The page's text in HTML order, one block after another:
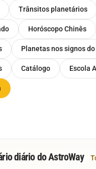
Trânsitos planetários
Horóscopo Chinês
Planetas nos signos
Catálogo Escola
diário do AstroWay